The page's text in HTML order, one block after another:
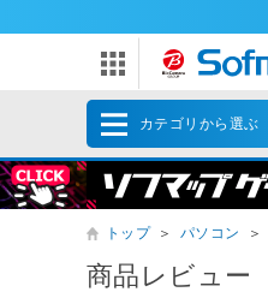
カテゴリから選ぶ
トップ ＞ パソコン ＞
商品レビュー